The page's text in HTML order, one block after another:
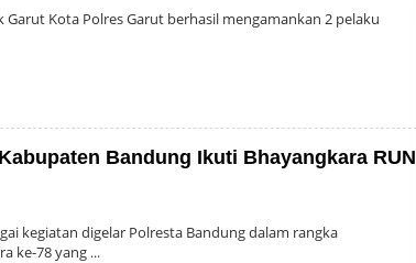
Kota Polres Garut berhasil mengamankan 2 pelaku
Bandung Ikuti Bhayangkara RUN
kegiatan digelar Polresta Bandung dalam rangka
ke-78 yang